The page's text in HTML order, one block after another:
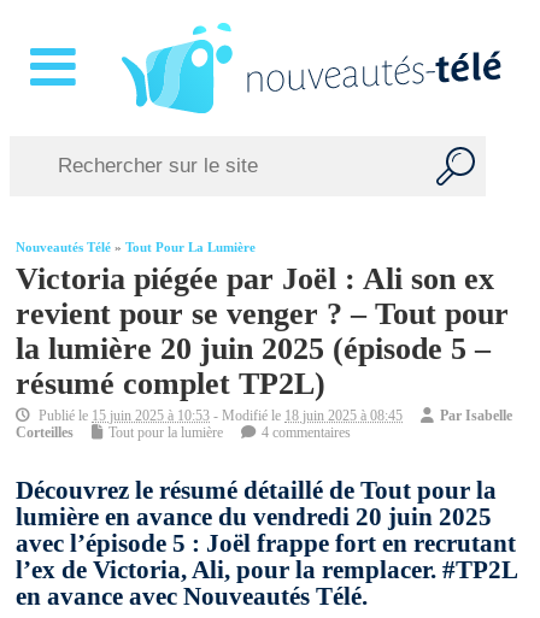
Nouveautés Télé »Tout Pour La Lumière
Victoria piégée par Joël : Ali son ex
revient pour se venger ? – Tout pour
la lumière 20 juin 2025 (épisode 5 –
résumé complet TP2L)
Publié le 15 juin 2025 à 10:53 - Modifié le 18 juin 2025 à 08:45 ParIsabelle
Corteilles
Tout pour la lumière 4 commentaires
Découvrez le résumé détaillé de Tout pour la
lumière en avance du vendredi 20 juin 2025
avec l’épisode 5 : Joël frappe fort en recrutant
l’ex de Victoria, Ali, pour la remplacer. #TP2L
en avance avec Nouveautés Télé.